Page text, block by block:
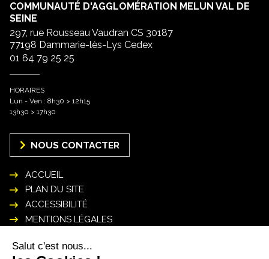
COMMUNAUTÉ D'AGGLOMÉRATION MELUN VAL DE
SEINE
297, rue Rousseau Vaudran CS 30187
77198 Dammarie-lès-Lys Cedex
01 64 79 25 25
HORAIRES
Lun - Ven : 8h30 > 12h15
13h30 > 17h30
NOUS CONTACTER
ACCUEIL
PLAN DU SITE
ACCESSIBILITÉ
MENTIONS LÉGALES
PERSONNELLES